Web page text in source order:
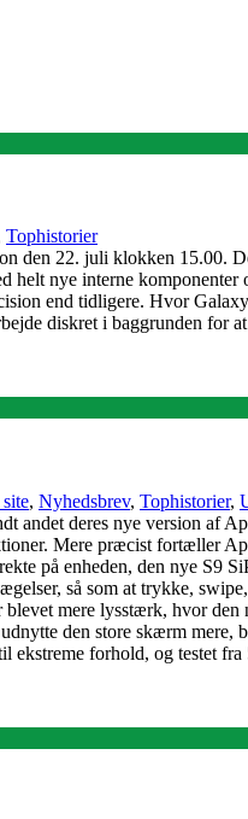
Tophistorier
den 22. juli klokken 15.00.
nye interne
end tidligere. Hvor
diskret i baggrunden
, Nyhedsbrev, Tophistorier,
andet deres nye version af
Mere præcist fortæller
på enheden, den nye S9
så som at trykke,
mere lysstærk, hvor
den store skærm mere,
forhold, og testet